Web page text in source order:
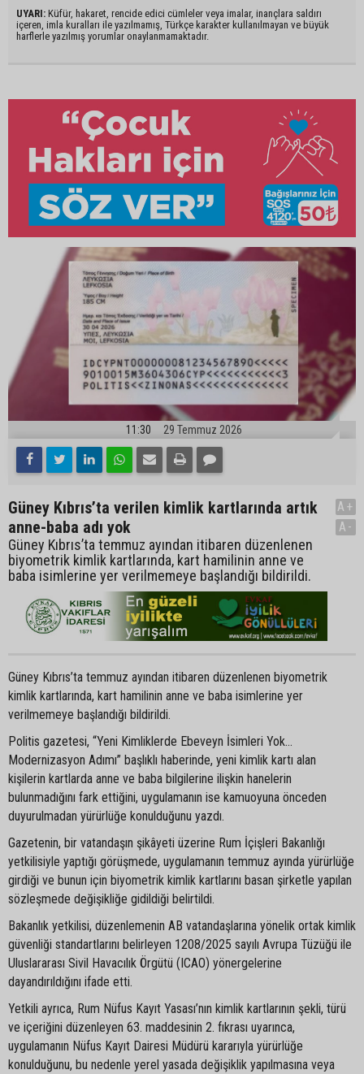
UYARI: Küfür, hakaret, rencide edici cümleler veya imalar, inançlara saldırı
içeren, imla kuralları ile yazılmamış, Türkçe karakter kullanılmayan ve büyük
harflerle yazılmış yorumlar onaylanmamaktadır.
11:30 29 Temmuz 2026
Güney Kıbrıs’ta verilen kimlik kartlarında artık
anne-baba adı yok
Güney Kıbrıs’ta temmuz ayından itibaren düzenlenen
biyometrik kimlik kartlarında, kart hamilinin anne ve
baba isimlerine yer verilmemeye başlandığı bildirildi.
A+
A-
Güney Kıbrıs’ta temmuz ayından itibaren düzenlenen biyometrik
kimlik kartlarında, kart hamilinin anne ve baba isimlerine yer
verilmemeye başlandığı bildirildi.
Politis gazetesi, “Yeni Kimliklerde Ebeveyn İsimleri Yok…
Modernizasyon Adımı” başlıklı haberinde, yeni kimlik kartı alan
kişilerin kartlarda anne ve baba bilgilerine ilişkin hanelerin
bulunmadığını fark ettiğini, uygulamanın ise kamuoyuna önceden
duyurulmadan yürürlüğe konulduğunu yazdı.
Gazetenin, bir vatandaşın şikâyeti üzerine Rum İçişleri Bakanlığı
yetkilisiyle yaptığı görüşmede, uygulamanın temmuz ayında yürürlüğe
girdiği ve bunun için biyometrik kimlik kartlarını basan şirketle yapılan
sözleşmede değişikliğe gidildiği belirtildi.
Bakanlık yetkilisi, düzenlemenin AB vatandaşlarına yönelik ortak kimlik
güvenliği standartlarını belirleyen 1208/2025 sayılı Avrupa Tüzüğü ile
Uluslararası Sivil Havacılık Örgütü (ICAO) yönergelerine
dayandırıldığını ifade etti.
Yetkili ayrıca, Rum Nüfus Kayıt Yasası’nın kimlik kartlarının şekli, türü
ve içeriğini düzenleyen 63. maddesinin 2. fıkrası uyarınca,
uygulamanın Nüfus Kayıt Dairesi Müdürü kararıyla yürürlüğe
konulduğunu, bu nedenle yerel yasada değişiklik yapılmasına veya